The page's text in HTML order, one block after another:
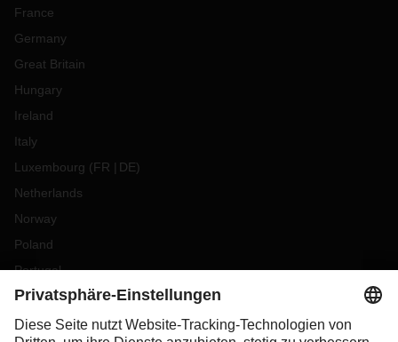
France
Germany
Great Britain
Hungary
Ireland
Italy
Luxembourg (FR DE)
Netherlands
Norway
Poland
Portugal
Romania
Slovakia